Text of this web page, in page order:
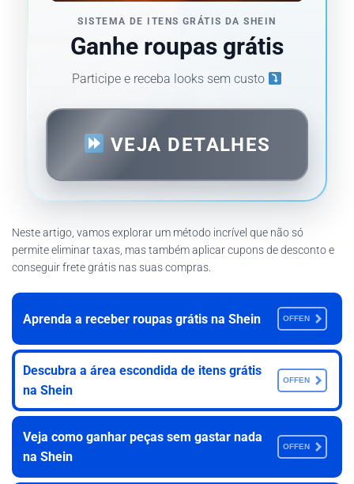
SISTEMA DE ITENS GRÁTIS DA SHEIN
Ganhe roupas grátis
Participe e receba looks sem custo
VEJA DETALHES
Neste artigo, vamos explorar um método incrível que não só
permite eliminar taxas, mas também aplicar cupons de desconto e
conseguir frete grátis nas suas compras.
Aprenda a receber roupas grátis na Shein OFFEN
Descubra a área escondida de itens grátis
na Shein
OFFEN
Veja como ganhar peças sem gastar nada
na Shein
OFFEN